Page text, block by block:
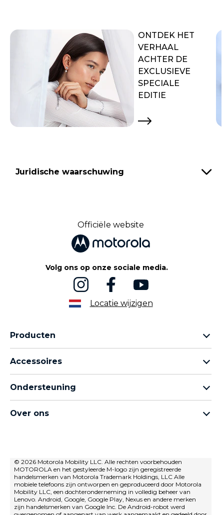
ONTDEK HET
VERHAAL
ACHTER DE
EXCLUSIEVE
SPECIALE
EDITIE
Juridische waarschuwing
Officiële website
Volg ons op onze sociale media.
Locatie wijzigen
Producten
moto g-familie
thinkphone by motorola
Accessoires
moto tag
Ondersteuning
Reparatiestatus
Herstel en slimme assistent
Over ons
Verkoopvoorwaarden
Gebruiksvoorwaarden
privacybeleid
Innovatie
© 2026 Motorola Mobility LLC. Alle rechten voorbehouden
MOTOROLA en het gestyleerde M-logo zijn geregistreerde
handelsmerken van Motorola Trademark Holdings, LLC Alle
mobiele telefoons zijn ontworpen en geproduceerd door Motorola
Mobility LLC, een dochteronderneming in volledig beheer van
Lenovo. Android, Google, Google Play, Nexus en andere merken
zijn handelsmerken van Google Inc. De Android-robot werd